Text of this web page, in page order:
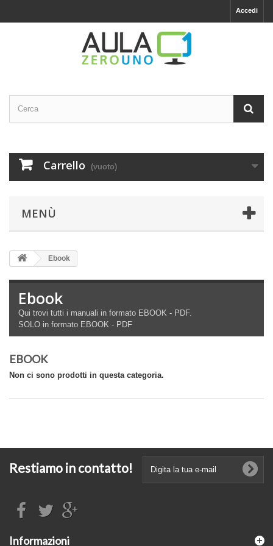
Accedi
Carrello (vuoto)
MENÙ
Ebook
Ebook
Qui trovi tutti i manuali in formato EBOOK - PDF.
SOLO in formato EBOOK - PDF
EBOOK
Non ci sono prodotti in questa categoria.
Restiamo in contatto!
Informazioni